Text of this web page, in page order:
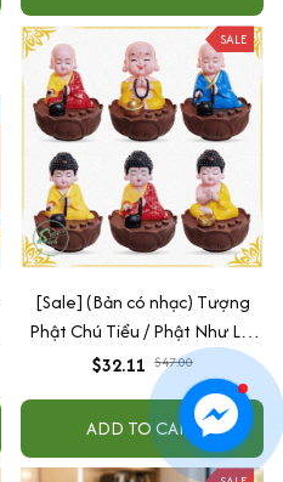
SALE
[Sale] (Bản có nhạc) Tượng
Phật Chú Tiểu / Phật Như Lai
Gõ Mõ Tụng Kinh Có 6 Bài
Nhạc (Ship 4-7 ngày)
$32.11 $47.00
ADD TO CART